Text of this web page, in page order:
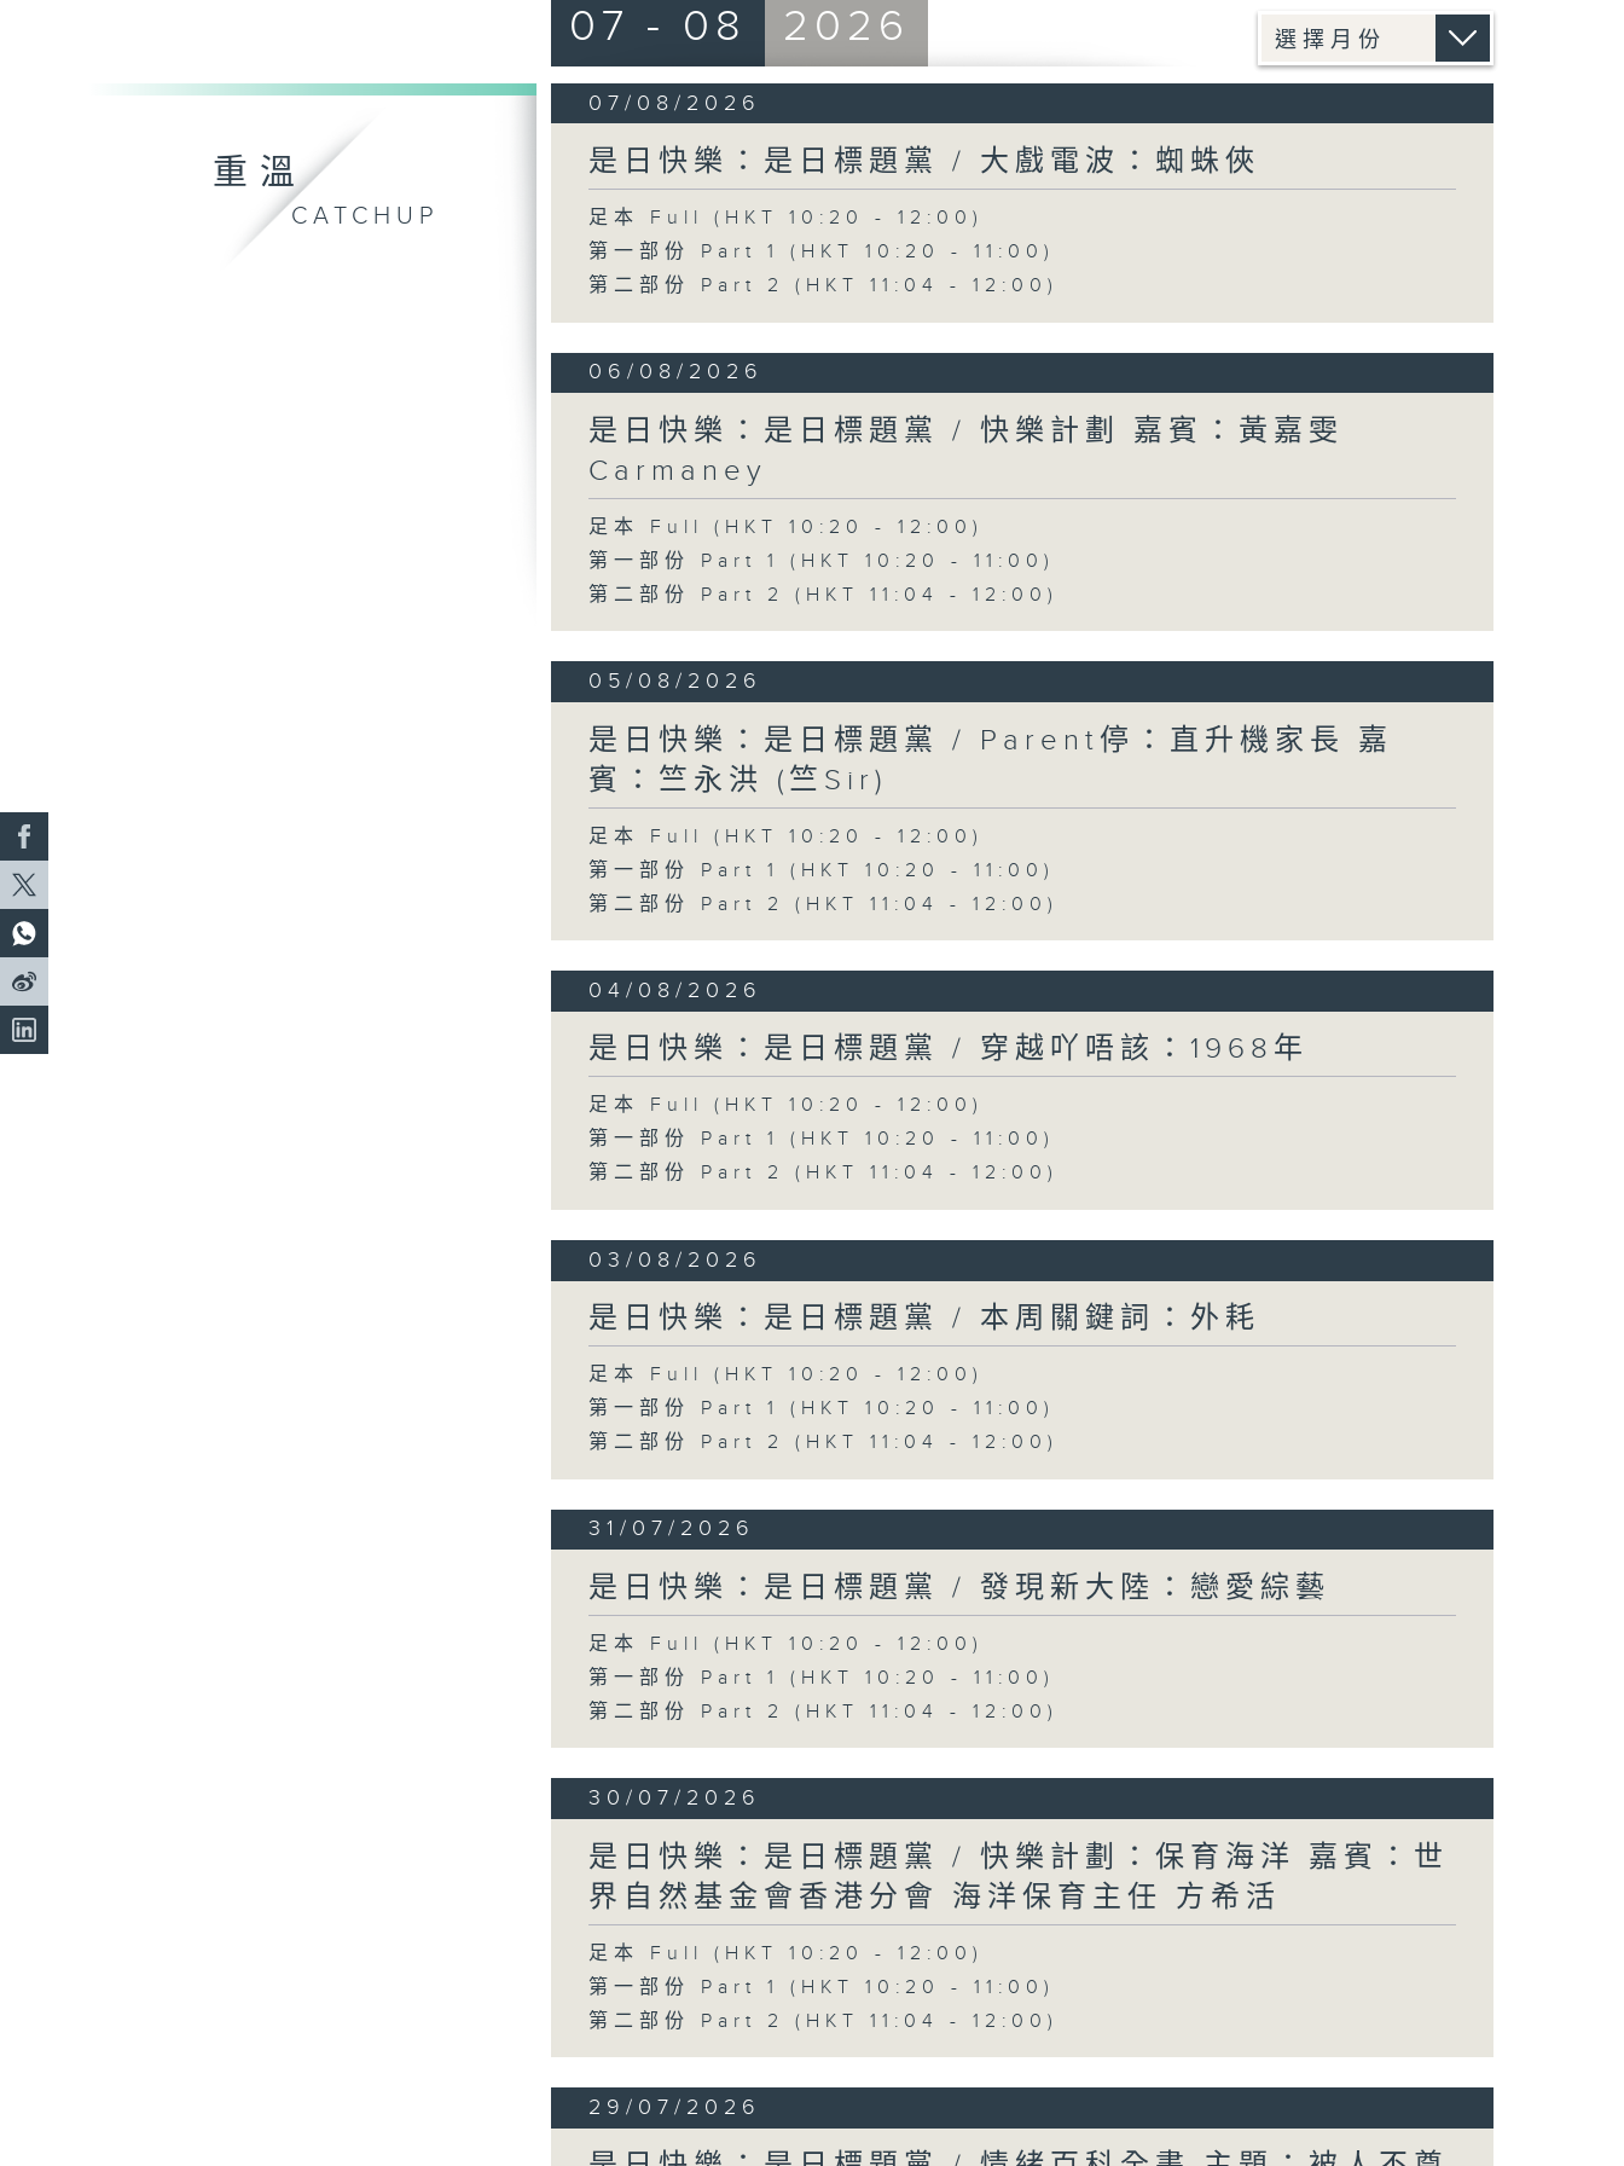
重溫
CATCHUP
07 - 08 2026
07/08/2026
是日快樂：是日標題黨 / 大戲電波：蜘蛛俠
足本 Full (HKT 10:20 - 12:00)
第一部份 Part 1 (HKT 10:20 - 11:00)
第二部份 Part 2 (HKT 11:04 - 12:00)
06/08/2026
是日快樂：是日標題黨 / 快樂計劃 嘉賓：黃嘉雯
Carmaney
足本 Full (HKT 10:20 - 12:00)
第一部份 Part 1 (HKT 10:20 - 11:00)
第二部份 Part 2 (HKT 11:04 - 12:00)
05/08/2026
是日快樂：是日標題黨 / Parent停：直升機家長 嘉
賓：竺永洪 (竺Sir)
足本 Full (HKT 10:20 - 12:00)
第一部份 Part 1 (HKT 10:20 - 11:00)
第二部份 Part 2 (HKT 11:04 - 12:00)
04/08/2026
是日快樂：是日標題黨 / 穿越吖唔該：1968年
足本 Full (HKT 10:20 - 12:00)
第一部份 Part 1 (HKT 10:20 - 11:00)
第二部份 Part 2 (HKT 11:04 - 12:00)
03/08/2026
是日快樂：是日標題黨 / 本周關鍵詞：外耗
足本 Full (HKT 10:20 - 12:00)
第一部份 Part 1 (HKT 10:20 - 11:00)
第二部份 Part 2 (HKT 11:04 - 12:00)
31/07/2026
是日快樂：是日標題黨 / 發現新大陸：戀愛綜藝
足本 Full (HKT 10:20 - 12:00)
第一部份 Part 1 (HKT 10:20 - 11:00)
第二部份 Part 2 (HKT 11:04 - 12:00)
30/07/2026
是日快樂：是日標題黨 / 快樂計劃：保育海洋 嘉賓：世
界自然基金會香港分會 海洋保育主任 方希活
足本 Full (HKT 10:20 - 12:00)
第一部份 Part 1 (HKT 10:20 - 11:00)
第二部份 Part 2 (HKT 11:04 - 12:00)
29/07/2026